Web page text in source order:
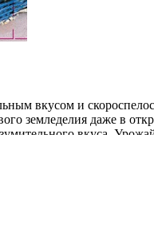
вкусом и
земледелия даже в
вкуса.